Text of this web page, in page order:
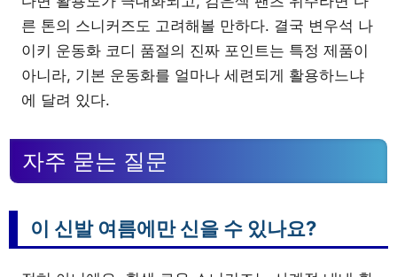
른 톤의 스니커즈도 고려해볼 만하다. 결국 변우석 나
이키 운동화 코디 품절의 진짜 포인트는 특정 제품이
아니라, 기본 운동화를 얼마나 세련되게 활용하느냐
에 달려 있다.
자주 묻는 질문
이 신발 여름에만 신을 수 있나요?